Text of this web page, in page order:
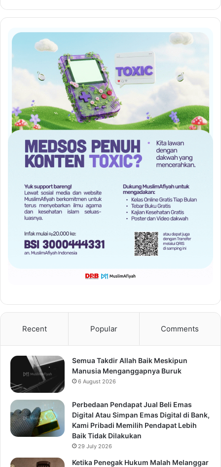
Recent Popular Comments
Semua Takdir Allah Baik Meskipun
Manusia Menganggapnya Buruk
6 August 2026
Perbedaan Pendapat Jual Beli Emas
Digital Atau Simpan Emas Digital di Bank,
Kami Pribadi Memilih Pendapat Lebih
Baik Tidak Dilakukan
29 July 2026
Ketika Penegak Hukum Malah Melanggar